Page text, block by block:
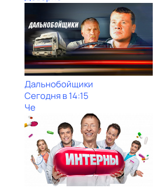
Дальнобойщики
Сегодня в 14:15
Че